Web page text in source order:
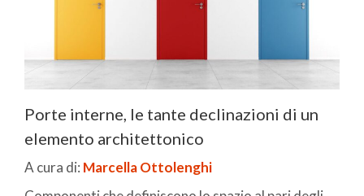
Porte interne, le tante declinazioni di un
elemento architettonico
A cura di: Marcella Ottolenghi